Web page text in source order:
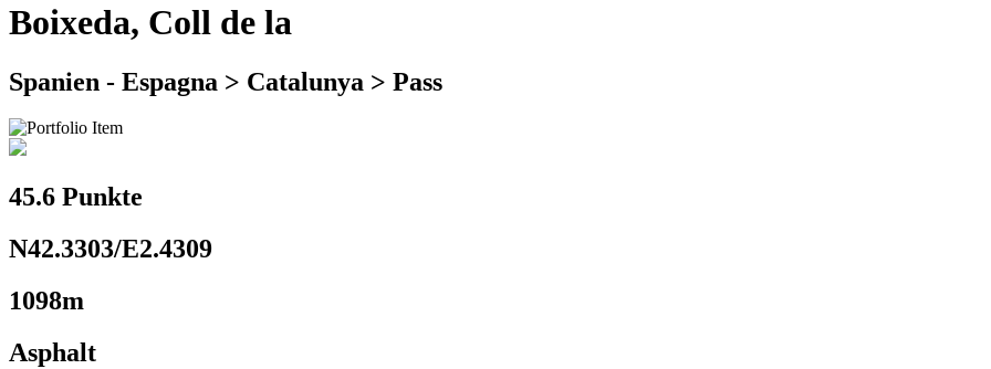
Boixeda, Coll de la
Spanien - Espagna > Catalunya > Pass
45.6 Punkte
N42.3303/E2.4309
1098m
Asphalt